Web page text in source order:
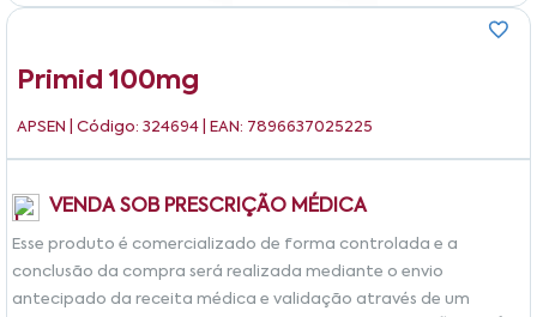
Primid 100mg
APSEN | Código: 324694 | EAN: 7896637025225
VENDA SOB PRESCRIÇÃO MÉDICA
Esse produto é comercializado de forma controlada e a
conclusão da compra será realizada mediante o envio
antecipado da receita médica e validação através de um